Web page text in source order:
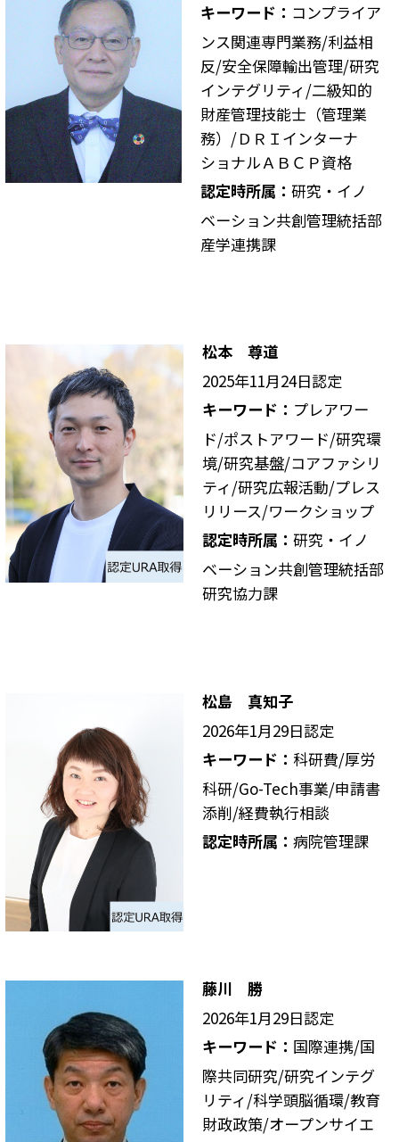
キーワード： コンプライア
ンス関連専門業務/利益相
反/安全保障輸出管理/研究
インテグリティ/二級知的
財産管理技能士（管理業
務）/ＤＲＩインターナ
ショナルＡＢＣＰ資格
認定時所属： 研究・イノ
ベーション共創管理統括部
産学連携課
松本 尊道
2025年11月24日認定
キーワード： プレアワー
ド/ポストアワード/研究環
境/研究基盤/コアファシリ
ティ/研究広報活動/プレス
リリース/ワークショップ
認定時所属： 研究・イノ
ベーション共創管理統括部
研究協力課
松島 真知子
2026年1月29日認定
キーワード： 科研費/厚労
科研/Go-Tech事業/申請書
添削/経費執行相談
認定時所属： 病院管理課
藤川 勝
2026年1月29日認定
キーワード： 国際連携/国
際共同研究/研究インテグ
リティ/科学頭脳循環/教育
財政政策/オープンサイエ